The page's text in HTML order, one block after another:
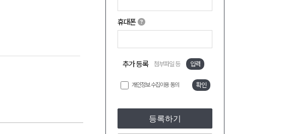
휴대폰
추가 등록 첨부파일 등 입력
개인정보 수집이용 동의 확인
등록하기